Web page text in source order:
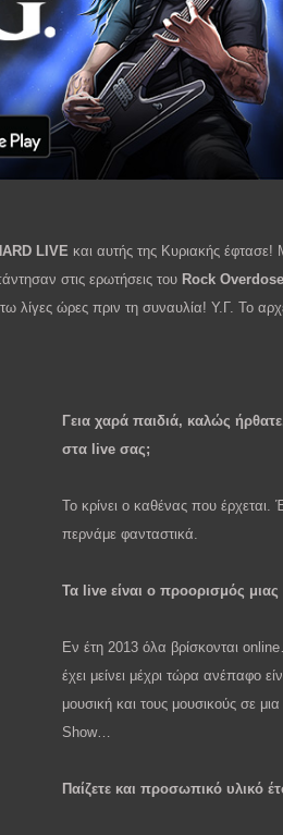
LIVE και αυτής της Κυριακής έφτασε!
στις ερωτήσεις του Rock Overdose
λίγες ώρες πριν τη συναυλία! Υ.Γ. Το
Γεια χαρά παιδιά, καλώς
στα live σας;
Το κρίνει ο καθένας που έρχεται.
περνάμε φανταστικά.
Τα live είναι ο προορισμός
Εν έτη 2013 όλα βρίσκονται
έχει μείνει μέχρι τώρα ανέπαφο
μουσική και τους μουσικούς σε
S how…
Παίζετε και προσωπικό υλικό